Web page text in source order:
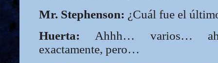
Mr. Stephenson: ¿Cuál fue el
Huerta: Ahhh… varios…
exactamente, pero…